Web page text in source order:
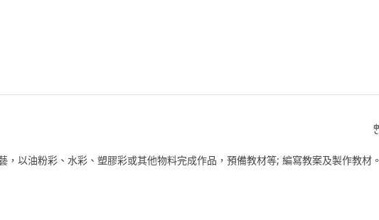
，以油粉彩、水彩、塑膠彩或其他物料完成作品，預備教材等; 編寫教案及製作教材。